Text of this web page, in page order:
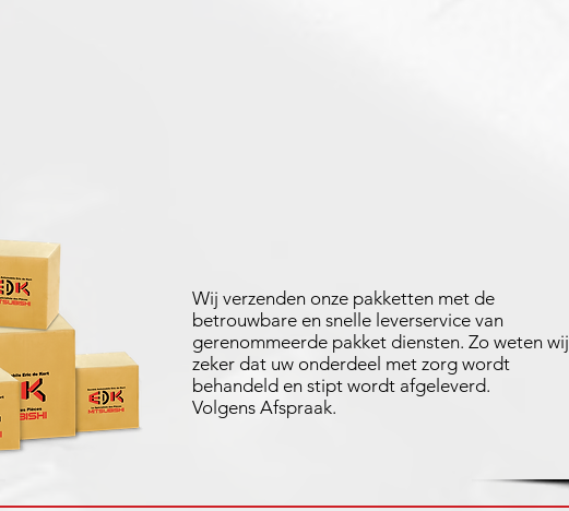
Wij verzenden onze pakketten met de
betrouwbare en snelle leverservice van
gerenommeerde pakket diensten. Zo weten wij
zeker dat uw onderdeel met zorg wordt
behandeld en stipt wordt afgeleverd.
Volgens Afspraak.